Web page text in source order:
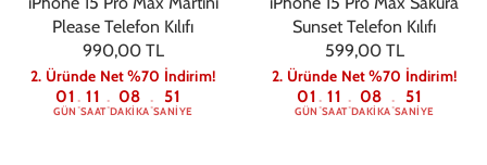
Please Telefon Kılıfı
990,00 TL
2. Üründe Net %70 İndirim!
01
GÜN : 11
SAAT: 08
DAKIKA: 50
SANIYE
Sunset Telefon Kılıfı
599,00 TL
2. Üründe Net %70 İndirim!
01
GÜN : 11
SAAT: 08
DAKIKA: 50
SANIYE